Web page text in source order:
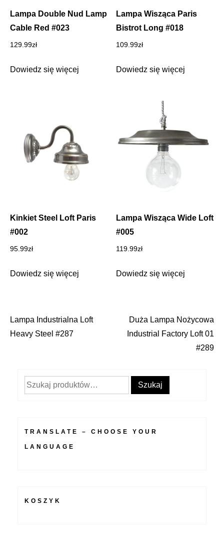
Lampa Double Nud Lamp
Cable Red #023
129.99zł
Dowiedz się więcej
Lampa Wisząca Paris
Bistrot Long #018
109.99zł
Dowiedz się więcej
Kinkiet Steel Loft Paris
#002
95.99zł
Dowiedz się więcej
Lampa Wisząca Wide Loft
#005
119.99zł
Dowiedz się więcej
Nawigacja
Lampa Industrialna Loft
Heavy Steel #287
Duża Lampa Nożycowa
Industrial Factory Loft 01
#289
Szukaj: Szukaj
TRANSLATE – CHOOSE YOUR
LANGUAGE
KOSZYK